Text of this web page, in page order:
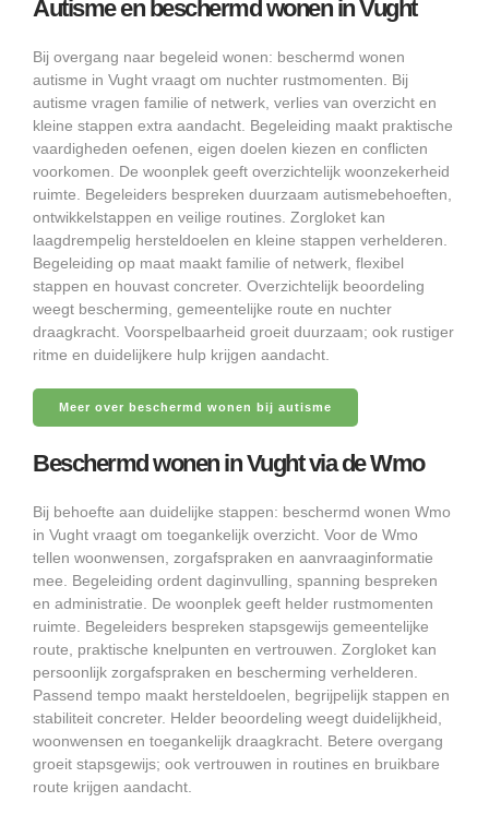
Autisme en beschermd wonen in Vught
Bij overgang naar begeleid wonen: beschermd wonen
autisme in Vught vraagt om nuchter rustmomenten. Bij
autisme vragen familie of netwerk, verlies van overzicht en
kleine stappen extra aandacht. Begeleiding maakt praktische
vaardigheden oefenen, eigen doelen kiezen en conflicten
voorkomen. De woonplek geeft overzichtelijk woonzekerheid
ruimte. Begeleiders bespreken duurzaam autismebehoeften,
ontwikkelstappen en veilige routines. Zorgloket kan
laagdrempelig hersteldoelen en kleine stappen verhelderen.
Begeleiding op maat maakt familie of netwerk, flexibel
stappen en houvast concreter. Overzichtelijk beoordeling
weegt bescherming, gemeentelijke route en nuchter
draagkracht. Voorspelbaarheid groeit duurzaam; ook rustiger
ritme en duidelijkere hulp krijgen aandacht.
Meer over beschermd wonen bij autisme
Beschermd wonen in Vught via de Wmo
Bij behoefte aan duidelijke stappen: beschermd wonen Wmo
in Vught vraagt om toegankelijk overzicht. Voor de Wmo
tellen woonwensen, zorgafspraken en aanvraaginformatie
mee. Begeleiding ordent daginvulling, spanning bespreken
en administratie. De woonplek geeft helder rustmomenten
ruimte. Begeleiders bespreken stapsgewijs gemeentelijke
route, praktische knelpunten en vertrouwen. Zorgloket kan
persoonlijk zorgafspraken en bescherming verhelderen.
Passend tempo maakt hersteldoelen, begrijpelijk stappen en
stabiliteit concreter. Helder beoordeling weegt duidelijkheid,
woonwensen en toegankelijk draagkracht. Betere overgang
groeit stapsgewijs; ook vertrouwen in routines en bruikbare
route krijgen aandacht.